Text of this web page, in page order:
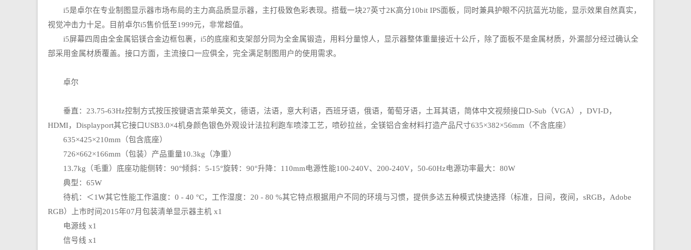
i5是卓尔在专业制图显示器市场布局的主力高品质显示器，主打极致色彩表现。搭载一块27英寸2K高分10bit IPS面板，同时兼具护眼不闪抗蓝光功能，显示效果自然真实，
视觉冲击力十足。目前卓尔i5售价低至1999元，非常超值。
i5屏幕四周由全金属铝镁合金边框包裹，i5的底座和支架部分同为全金属锻造，用料分量惊人，显示器整体重量接近十公斤，除了面板不是金属材质，外漏部分经过确认全
部采用金属材质覆盖。接口方面，主流接口一应俱全，完全满足制图用户的使用需求。
卓尔
垂直：23.75-63Hz控制方式按压按键语言菜单英文，德语，法语，意大利语，西班牙语，俄语，葡萄牙语，土耳其语，简体中文视频接口D-Sub（VGA），DVI-D，
HDMI，Displayport其它接口USB3.0×4机身颜色银色外观设计法拉利跑车喷漆工艺，喷砂拉丝，全镁铝合金材料打造产品尺寸635×382×56mm（不含底座）
635×425×210mm（包含底座）
726×662×166mm（包装）产品重量10.3kg（净重）
13.7kg（毛重）底座功能侧转：90°倾斜：5-15°旋转：90°升降：110mm电源性能100-240V、200-240V，50-60Hz电源功率最大：80W
典型：65W
待机：＜1W其它性能工作温度：0 - 40 °C，工作湿度：20 - 80 %其它特点根据用户不同的环境与习惯，提供多达五种模式快捷选择（标准，日间，夜间，sRGB，Adobe
RGB）上市时间2015年07月包装清单显示器主机 x1
电源线 x1
信号线 x1